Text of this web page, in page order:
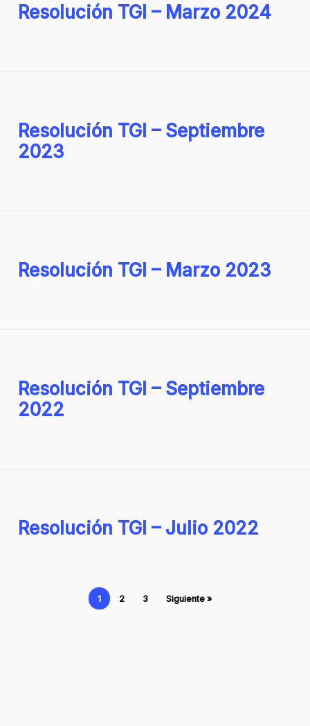
Resolución TGI – Marzo 2024
Resolución TGI – Septiembre
2023
Resolución TGI – Marzo 2023
Resolución TGI – Septiembre
2022
Resolución TGI – Julio 2022
1 2 3 Siguiente »